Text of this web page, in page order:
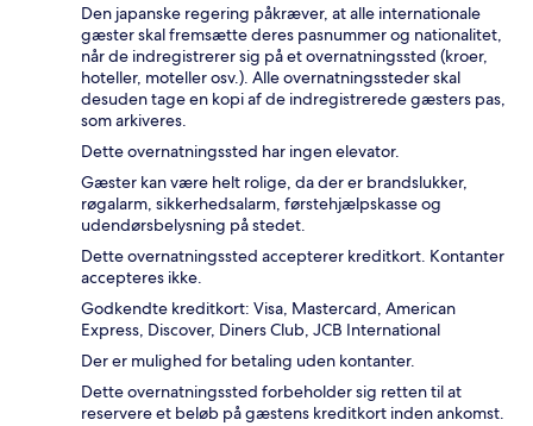
Den japanske regering påkræver, at alle internationale
gæster skal fremsætte deres pasnummer og nationalitet,
når de indregistrerer sig på et overnatningssted (kroer,
hoteller, moteller osv.). Alle overnatningssteder skal
desuden tage en kopi af de indregistrerede gæsters pas,
som arkiveres.
Dette overnatningssted har ingen elevator.
Gæster kan være helt rolige, da der er brandslukker,
røgalarm, sikkerhedsalarm, førstehjælpskasse og
udendørsbelysning på stedet.
Dette overnatningssted accepterer kreditkort. Kontanter
accepteres ikke.
Godkendte kreditkort: Visa, Mastercard, American
Express, Discover, Diners Club, JCB International
Der er mulighed for betaling uden kontanter.
Dette overnatningssted forbeholder sig retten til at
reservere et beløb på gæstens kreditkort inden ankomst.